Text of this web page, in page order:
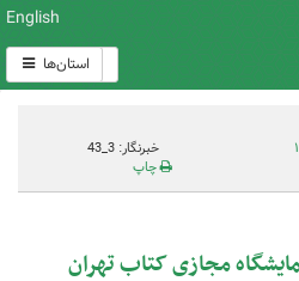
English
استان‌ها
خبرنگار: 3_43
چاپ
مجازی کتاب تهران